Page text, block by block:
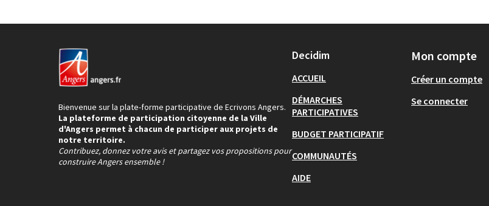
Bienvenue sur la plate-forme participative de Ecrivons Angers.
La plateforme de participation citoyenne de la Ville
d'Angers permet à chacun de participer aux projets de
notre territoire.
Contribuez, donnez votre avis et partagez vos propositions pour
construire Angers ensemble !
Decidim
ACCUEIL
DÉMARCHES
PARTICIPATIVES
BUDGET PARTICIPATIF
COMMUNAUTÉS
AIDE
Mon compte
Créer un compte
Se connecter